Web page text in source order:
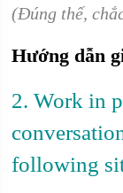
(Đúng thế,
Hướng dẫn
2. Work in
following